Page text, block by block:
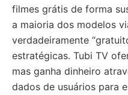
filmes grátis de forma
a maioria dos modelos
verdadeiramente
estratégicas. Tubi TV
mas ganha dinheiro
dados de usuários para